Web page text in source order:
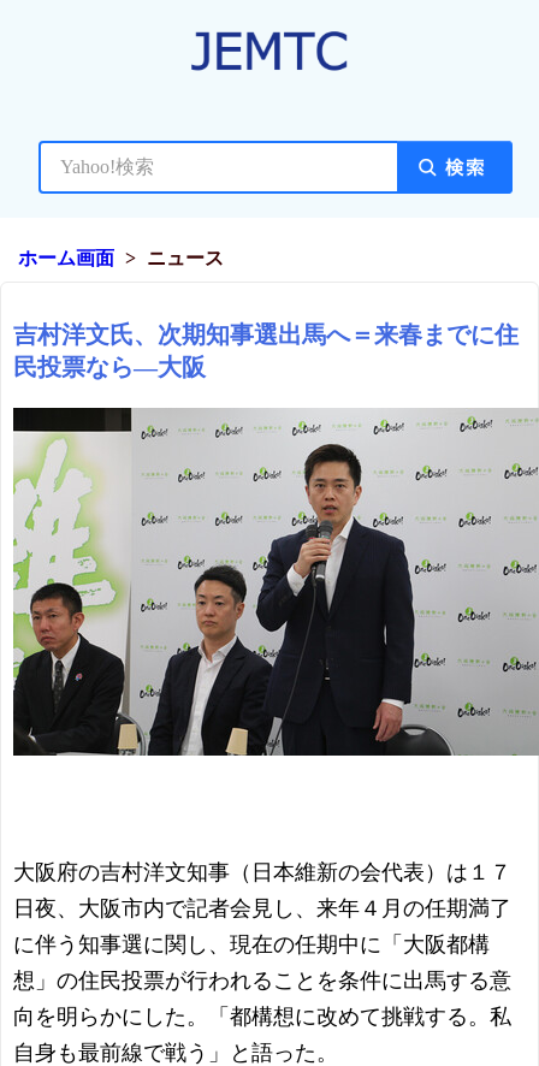
ホーム画面 ニュース
吉村洋文氏、次期知事選出馬へ＝来春までに住
民投票なら―大阪
大阪府の吉村洋文知事（日本維新の会代表）は１７
日夜、大阪市内で記者会見し、来年４月の任期満了
に伴う知事選に関し、現在の任期中に「大阪都構
想」の住民投票が行われることを条件に出馬する意
向を明らかにした。「都構想に改めて挑戦する。私
自身も最前線で戦う」と語った。